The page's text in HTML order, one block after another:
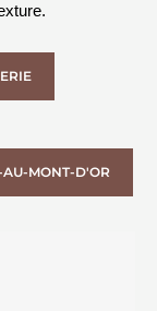
MONT-D'OR